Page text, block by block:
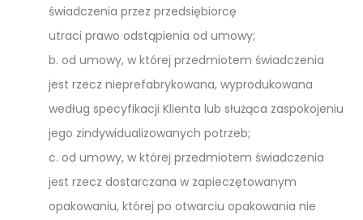
świadczenia przez przedsiębiorcę
utraci prawo odstąpienia od umowy;
b. od umowy, w której przedmiotem świadczenia
jest rzecz nieprefabrykowana, wyprodukowana
według specyfikacji Klienta lub służąca zaspokojeniu
jego zindywidualizowanych potrzeb;
c. od umowy, w której przedmiotem świadczenia
jest rzecz dostarczana w zapieczętowanym
opakowaniu, której po otwarciu opakowania nie